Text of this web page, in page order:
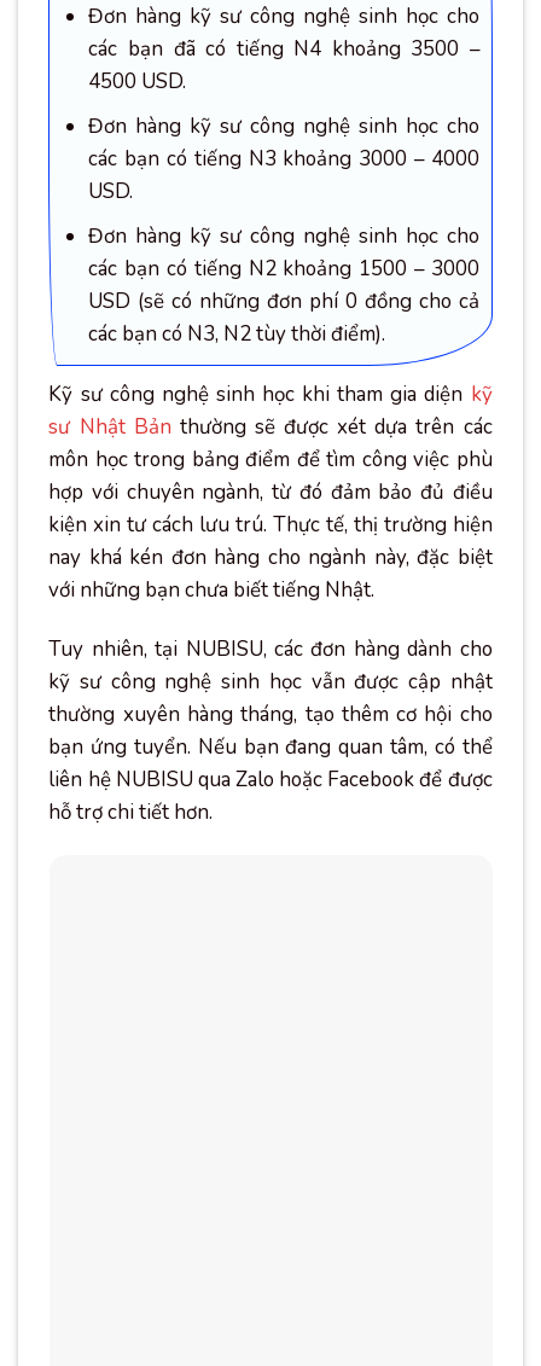
Đơn hàng kỹ sư công nghệ sinh học cho
các bạn đã có tiếng N4 khoảng 3500 –
4500 USD.
Đơn hàng kỹ sư công nghệ sinh học cho
các bạn có tiếng N3 khoảng 3000 – 4000
USD.
Đơn hàng kỹ sư công nghệ sinh học cho
các bạn có tiếng N2 khoảng 1500 – 3000
USD (sẽ có những đơn phí 0 đồng cho cả
các bạn có N3, N2 tùy thời điểm).
Kỹ sư công nghệ sinh học khi tham gia diện kỹ
sư Nhật Bản thường sẽ được xét dựa trên các
môn học trong bảng điểm để tìm công việc phù
hợp với chuyên ngành, từ đó đảm bảo đủ điều
kiện xin tư cách lưu trú. Thực tế, thị trường hiện
nay khá kén đơn hàng cho ngành này, đặc biệt
với những bạn chưa biết tiếng Nhật.
Tuy nhiên, tại NUBISU, các đơn hàng dành cho
kỹ sư công nghệ sinh học vẫn được cập nhật
thường xuyên hàng tháng, tạo thêm cơ hội cho
bạn ứng tuyển. Nếu bạn đang quan tâm, có thể
liên hệ NUBISU qua Zalo hoặc Facebook để được
hỗ trợ chi tiết hơn.